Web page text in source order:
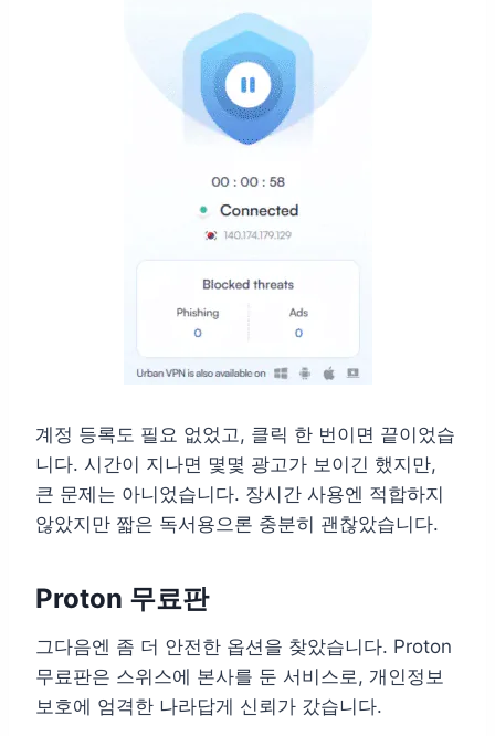
계정 등록도 필요 없었고, 클릭 한 번이면 끝이었습
니다. 시간이 지나면 몇몇 광고가 보이긴 했지만,
큰 문제는 아니었습니다. 장시간 사용엔 적합하지
않았지만 짧은 독서용으론 충분히 괜찮았습니다.
Proton 무료판
그다음엔 좀 더 안전한 옵션을 찾았습니다. Proton
무료판은 스위스에 본사를 둔 서비스로, 개인정보
보호에 엄격한 나라답게 신뢰가 갔습니다.